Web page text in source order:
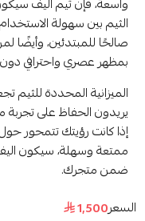
السعر1٬500
الثيم بين سهولة
صالحًا للمبتدئين،
بمظهر عصري واحترافي
الميزانية المحددة للثيم
يريدون الحفاظ على
إذا كانت رؤيتك تتمحور
ممتعة وسهلة، سيكون
ضمن متجرك.